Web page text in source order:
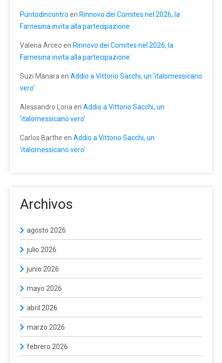
Puntodincontro en Rinnovo dei Comites nel 2026, la
Farnesina invita alla partecipazione
Valeria Arceo en Rinnovo dei Comites nel 2026, la
Farnesina invita alla partecipazione
Suzi Manara en Addio a Vittorio Sacchi, un ‘italomessicano
vero’
Alessandro Loria en Addio a Vittorio Sacchi, un
‘italomessicano vero’
Carlos Barthe en Addio a Vittorio Sacchi, un
‘italomessicano vero’
Archivos
agosto 2026
julio 2026
junio 2026
mayo 2026
abril 2026
marzo 2026
febrero 2026